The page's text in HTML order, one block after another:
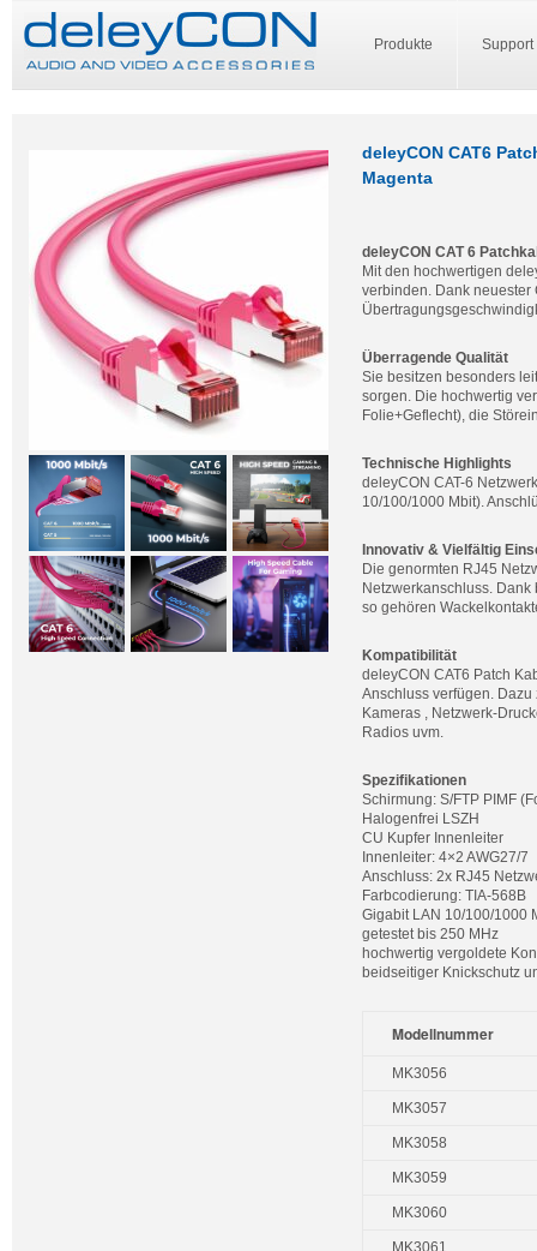
Produkte Support
deleyCON CAT6
Magenta
deleyCON CAT 6
Mit den hochwertigen
verbinden. Dank neuester
Überragende Qualität
Sie besitzen besonders
sorgen. Die hochwertig
Folie+Geflecht), die
Technische Highlights
deleyCON CAT-6
10/100/1000 Mbit).
Innovativ & Vielfältig
Die genormten RJ45
Netzwerkanschluss.
so gehören
Kompatibilität
deleyCON CAT6 Patch
Anschluss verfügen. Dazu
Kameras , Netzwerk-
Radios uvm.
Spezifikationen
Schirmung: S/FTP PIMF
Halogenfrei LSZH
CU Kupfer Innenleiter
Innenleiter: 4×2 AWG27/7
Anschluss: 2x RJ45
Farbcodierung: TIA-568B
Gigabit LAN 10/100/1000
getestet bis 250 MHz
hochwertig vergoldete
beidseitiger Knickschutz
Modellnummer
MK3056
MK3057
MK3058
MK3059
MK3060
MK3061